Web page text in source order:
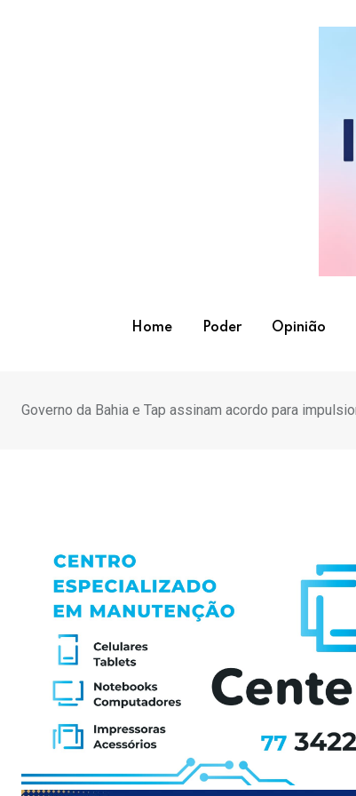
Home Poder Opinião
Governo da Bahia e Tap assinam acordo para